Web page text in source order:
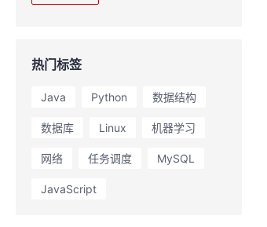
热门标签
Java Python 数据结构
数据库 Linux 机器学习
网络 任务调度 MySQL
JavaScript